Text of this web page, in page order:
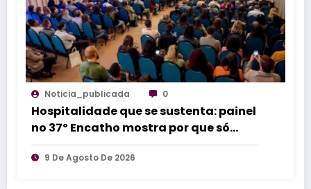
Noticia_publicada 0
Hospitalidade que se sustenta: painel
no 37º Encatho mostra por que só
treinar equipes não resolve
9 De Agosto De 2026